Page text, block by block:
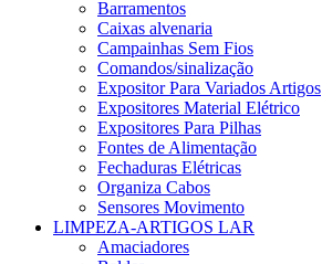
Barramentos
Caixas alvenaria
Campainhas Sem Fios
Comandos/sinalização
Expositor Para Variados Artigos
Expositores Material Elétrico
Expositores Para Pilhas
Fontes de Alimentação
Fechaduras Elétricas
Organiza Cabos
Sensores Movimento
LIMPEZA-ARTIGOS LAR
Amaciadores